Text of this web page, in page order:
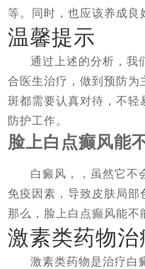
等。同时，也应该养成良
温馨提示
通过上述的分析，我
合医生治疗，做到预防为
斑都需要认真对待，不轻
防护工作。
脸上白点癫风能
白癜风，，虽然它不
免疫因素，导致皮肤局部
那么，脸上白点癫风能不
激素类药物治
激素类药物是治疗白